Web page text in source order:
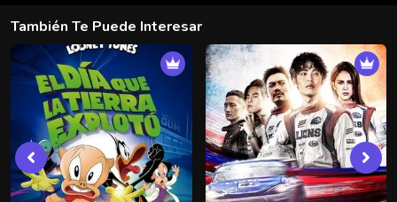
También Te Puede Interesar